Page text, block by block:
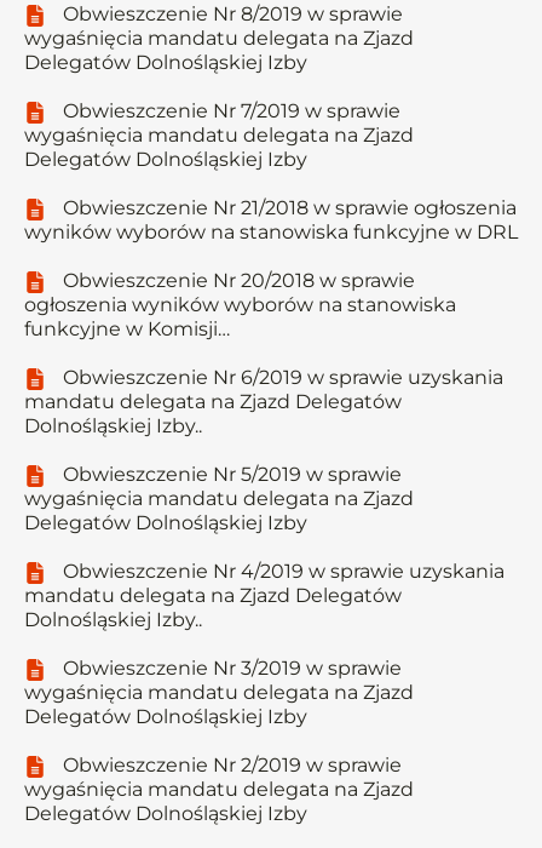
Obwieszczenie Nr 8/2019 w sprawie
wygaśnięcia mandatu delegata na Zjazd
Delegatów Dolnośląskiej Izby
Obwieszczenie Nr 7/2019 w sprawie
wygaśnięcia mandatu delegata na Zjazd
Delegatów Dolnośląskiej Izby
Obwieszczenie Nr 21/2018 w sprawie ogłoszenia
wyników wyborów na stanowiska funkcyjne w DRL
Obwieszczenie Nr 20/2018 w sprawie
ogłoszenia wyników wyborów na stanowiska
funkcyjne w Komisji…
Obwieszczenie Nr 6/2019 w sprawie uzyskania
mandatu delegata na Zjazd Delegatów
Dolnośląskiej Izby..
Obwieszczenie Nr 5/2019 w sprawie
wygaśnięcia mandatu delegata na Zjazd
Delegatów Dolnośląskiej Izby
Obwieszczenie Nr 4/2019 w sprawie uzyskania
mandatu delegata na Zjazd Delegatów
Dolnośląskiej Izby..
Obwieszczenie Nr 3/2019 w sprawie
wygaśnięcia mandatu delegata na Zjazd
Delegatów Dolnośląskiej Izby
Obwieszczenie Nr 2/2019 w sprawie
wygaśnięcia mandatu delegata na Zjazd
Delegatów Dolnośląskiej Izby